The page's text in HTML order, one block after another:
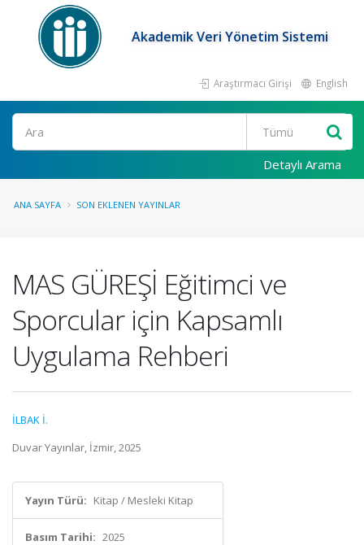
Akademik Veri Yönetim Sistemi
Araştırmacı Girişi English
Ara
Detaylı Arama
ANA SAYFA SON EKLENEN YAYINLAR
MAS GÜREŞİ Eğitimci ve
Sporcular için Kapsamlı
Uygulama Rehberi
İLBAK İ.
Duvar Yayınlar, İzmir, 2025
Yayın Türü: Kitap / Mesleki Kitap
Basım Tarihi: 2025